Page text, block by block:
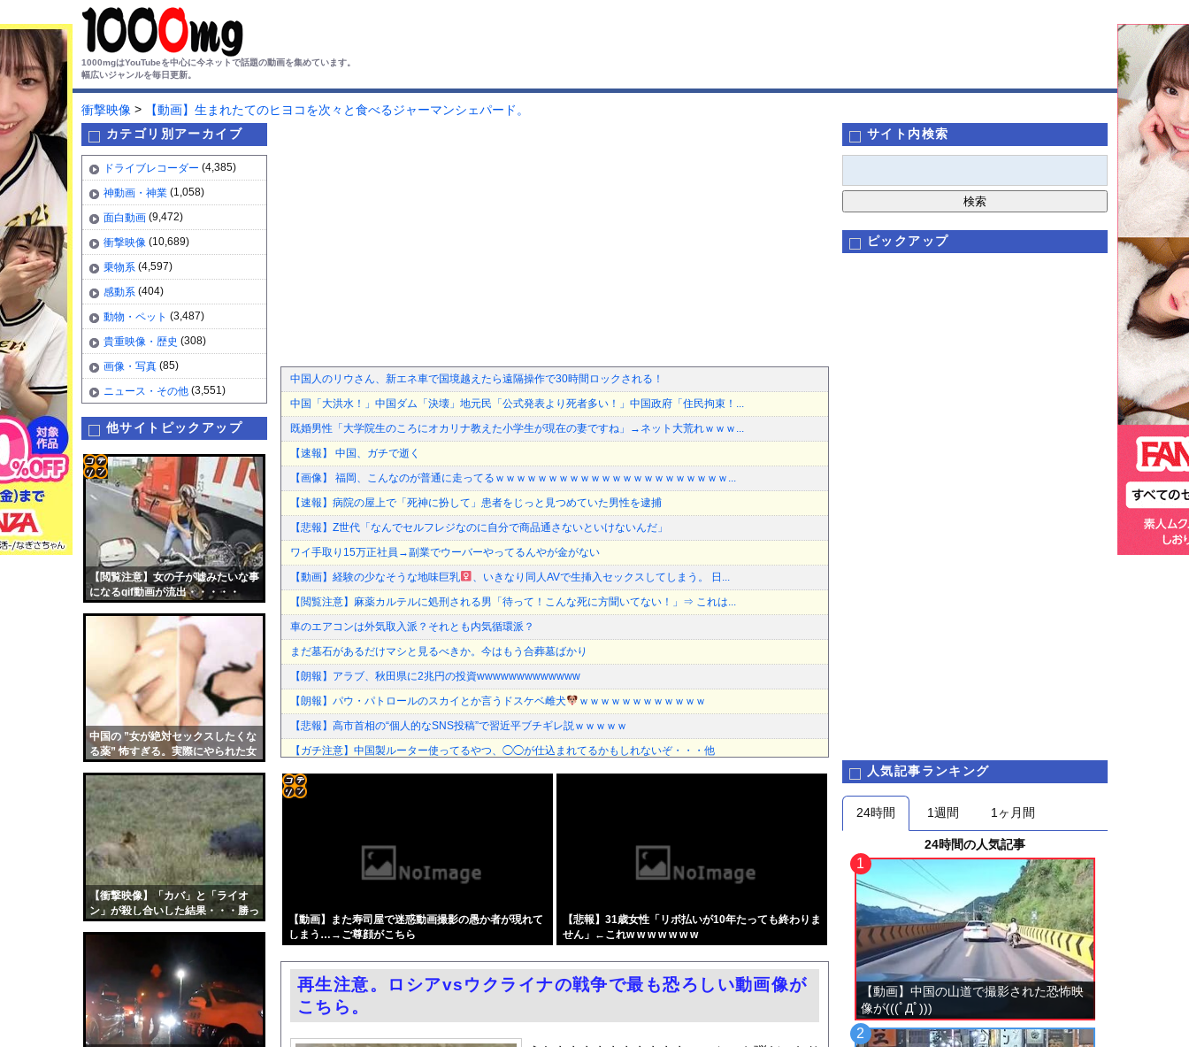
1000mgはYouTubeを中心に今ネットで話題の動画を集めています。
幅広いジャンルを毎日更新。
衝撃映像 >
【動画】生まれたてのヒヨコを次々と食べるジャーマンシェパード。
カテゴリ別アーカイブ
ドライブレコーダー (4,385)
神動画・神業 (1,058)
面白動画 (9,472)
衝撃映像 (10,689)
乗物系 (4,597)
感動系 (404)
動物・ペット (3,487)
貴重映像・歴史 (308)
画像・写真 (85)
ニュース・その他 (3,551)
他サイトピックアップ
【閲覧注意】女の子が嘘みたいな事
になるgif動画が流出・・・・・
中国の ”女が絶対セックスしたくな
る薬” 怖すぎる。実際にやられた女
【衝撃映像】「カバ」と「ライオ
ン」が殺し合いした結果・・・勝っ
- 固
定リ
ンク
自動
ル
中国人のリウさん、新エネ車で国境越えたら遠隔操作で30時間ロックされる！
中国「大洪水！」中国ダム「決壊」地元民「公式発表より死者多い！」中国政府「住民拘束！...
既婚男性「大学院生のころにオカリナ教えた小学生が現在の妻ですね」→ネット大荒れｗｗｗ...
【速報】 中国、ガチで逝く
【画像】 福岡、こんなのが普通に走ってるｗｗｗｗｗｗｗｗｗｗｗｗｗｗｗｗｗｗｗｗｗｗ...
【速報】病院の屋上で「死神に扮して」患者をじっと見つめていた男性を逮捕
【悲報】Z世代「なんでセルフレジなのに自分で商品通さないといけないんだ」
ワイ手取り15万正社員→副業でウーバーやってるんやが金がない
【動画】経験の少なそうな地味巨乳
、いきなり同人AVで生挿入セックスしてしまう。 日...
【閲覧注意】麻薬カルテルに処刑される男「待って！こんな死に方聞いてない！」⇒ これは...
車のエアコンは外気取入派？それとも内気循環派？
まだ墓石があるだけマシと見るべきか。今はもう合葬墓ばかり
【朗報】アラブ、秋田県に2兆円の投資wwwwwwwwwwwww
【朗報】パウ・パトロールのスカイとか言うドスケベ雌犬
ｗｗｗｗｗｗｗｗｗｗｗｗ
【悲報】高市首相の“個人的なSNS投稿”で習近平ブチギレ説ｗｗｗｗｗ
【ガチ注意】中国製ルーター使ってるやつ、◯◯が仕込まれてるかもしれないぞ・・・他
【悲報】音楽愛好家「クラシック音楽のオーケストラはガラガラなのに、ゲーム音楽のオーケ...
結婚式の二次会で知り合った娘達と乱交した話
「電車で女性が失神したら無言の男が真横についてきた」とタレントが主張、虚言疑惑が出る...
【！】辻元清美さん、高市総理の被災地入りに「プロモーションのような動画を撮らせて、悲...
なぜこんなに多くの物が中国製なのか？…米メディア！
兵庫斎藤知事、県の海外事務所を全廃へ「公務員が海外で遊ぶためにあるだけ」
24歳無職女、中学の同級生だった男性にストーカーして逮捕 全く親しくないのに20回以...
【朗報】大人気漫画「GANTZ」がAmazonでなんと全巻100円ｗｗｗｗｗｗ
影山優佳、赤ランジェリー×網タイツがスケベ過ぎる！只の痴女だろ・・・
【動画】また寿司屋で迷惑動画撮影の愚か者が現れて
しまう…→ご尊顔がこちら
【悲報】31歳女性「リボ払いが10年たっても終わりま
せん」←これw w w w w w w
自動
更新
ツー再生注意。ロシアvsウクライナの戦争で最も恐ろしい動画像が
こちら。
サイト内検索
ピックアップ
人気記事ランキング
24時間 1週間 1ヶ月間
24時間の人気記事
【動画】中国の山道で撮影された恐怖映
像が(((ﾟДﾟ)))